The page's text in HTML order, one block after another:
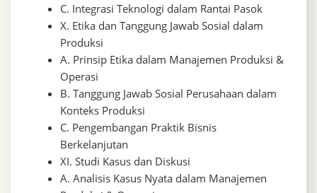
C. Integrasi Teknologi dalam Rantai Pasok
X. Etika dan Tanggung Jawab Sosial dalam
Produksi
A. Prinsip Etika dalam Manajemen Produksi &
Operasi
B. Tanggung Jawab Sosial Perusahaan dalam
Konteks Produksi
C. Pengembangan Praktik Bisnis
Berkelanjutan
XI. Studi Kasus dan Diskusi
A. Analisis Kasus Nyata dalam Manajemen